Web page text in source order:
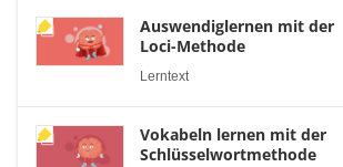
Auswendiglernen mit der
Loci-Methode
Lerntext
Vokabeln lernen mit der
Schlüsselwortmethode